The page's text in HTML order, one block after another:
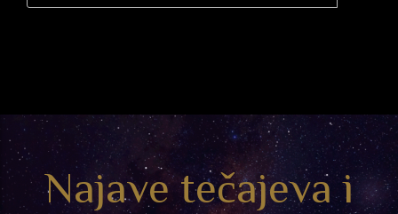
Najave tečajeva i